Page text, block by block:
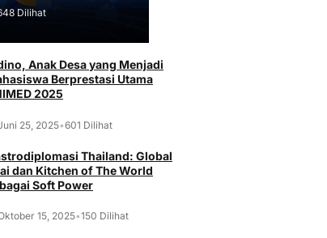
Dilihat
Anak Desa yang Menjadi
Berprestasi Utama
2025
25, 2025•601 Dilihat
Thailand: Global
dan Kitchen of The World
Soft Power
15, 2025•150 Dilihat